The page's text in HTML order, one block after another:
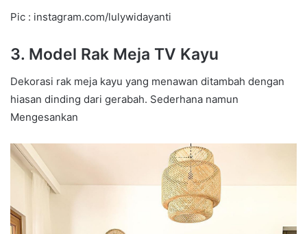
Pic : instagram.com/lulywidayanti
3. Model Rak Meja TV Kayu
Dekorasi rak meja kayu yang menawan ditambah dengan
hiasan dinding dari gerabah. Sederhana namun
Mengesankan